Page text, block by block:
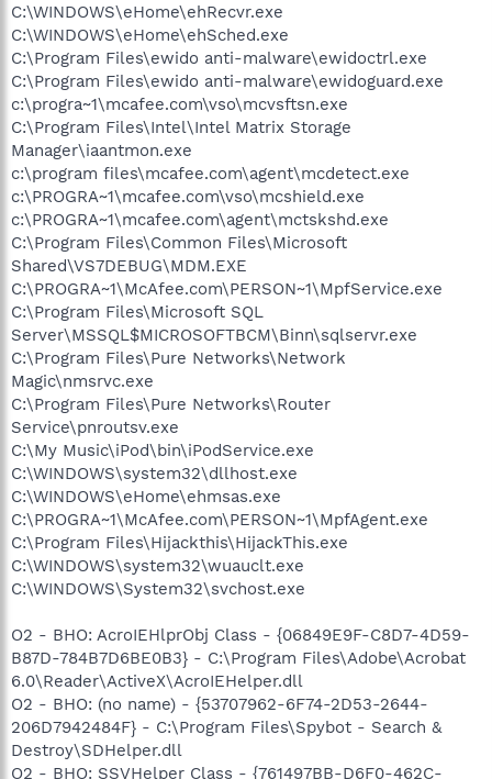
C:\WINDOWS\eHome\ehRecvr.exe
C:\WINDOWS\eHome\ehSched.exe
C:\Program Files\ewido anti-malware\ewidoctrl.exe
C:\Program Files\ewido anti-malware\ewidoguard.exe
c:\progra~1\mcafee.com\vso\mcvsftsn.exe
C:\Program Files\Intel\Intel Matrix Storage
Manager\iaantmon.exe
c:\program files\mcafee.com\agent\mcdetect.exe
c:\PROGRA~1\mcafee.com\vso\mcshield.exe
c:\PROGRA~1\mcafee.com\agent\mctskshd.exe
C:\Program Files\Common Files\Microsoft
Shared\VS7DEBUG\MDM.EXE
C:\PROGRA~1\McAfee.com\PERSON~1\MpfService.exe
C:\Program Files\Microsoft SQL
Server\MSSQL$MICROSOFTBCM\Binn\sqlservr.exe
C:\Program Files\Pure Networks\Network
Magic\nmsrvc.exe
C:\Program Files\Pure Networks\Router
Service\pnroutsv.exe
C:\My Music\iPod\bin\iPodService.exe
C:\WINDOWS\system32\dllhost.exe
C:\WINDOWS\eHome\ehmsas.exe
C:\PROGRA~1\McAfee.com\PERSON~1\MpfAgent.exe
C:\Program Files\Hijackthis\HijackThis.exe
C:\WINDOWS\system32\wuauclt.exe
C:\WINDOWS\System32\svchost.exe
O2 - BHO: AcroIEHlprObj Class - {06849E9F-C8D7-4D59-
B87D-784B7D6BE0B3} - C:\Program Files\Adobe\Acrobat
6.0\Reader\ActiveX\AcroIEHelper.dll
O2 - BHO: (no name) - {53707962-6F74-2D53-2644-
206D7942484F} - C:\Program Files\Spybot - Search &
Destroy\SDHelper.dll
O2 - BHO: SSVHelper Class - {761497BB-D6F0-462C-